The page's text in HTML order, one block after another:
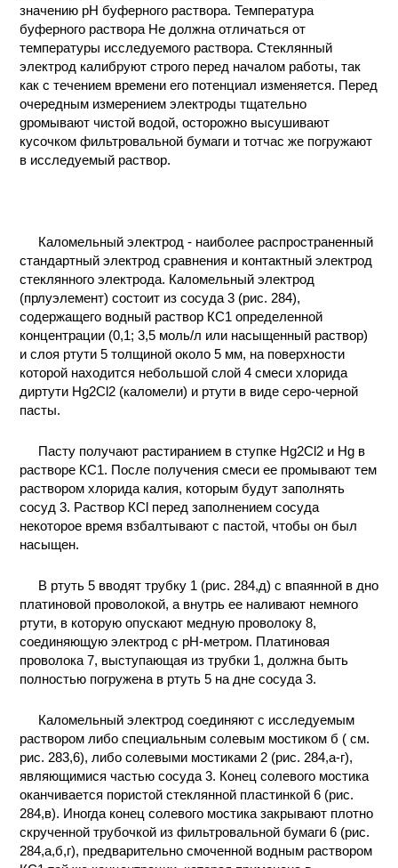
значению рН буферного раствора. Температура
буферного раствора Не должна отличаться от
температуры исследуемого раствора. Стеклянный
электрод калибруют строго перед началом работы, так
как с течением времени егo потенциал изменяется. Перед
очередным измерением электроды тщательно
gромывают чистой водой, осторожно высушивают
кусочком фильтровальной бумаги и тотчас же погружают
в исследуемый раствор.
Каломельный электрод - наиболее распространенный
стандартный электрод сравнения и контактный электрод
стеклянного электрода. Каломельный электрод
(прлуэлемент) состоит из сосуда 3 (рис. 284),
содержащего водный раствор КС1 определенной
концентрации (0,1; 3,5 моль/л или насыщенный раствор)
и слоя ртути 5 толщиной около 5 мм, на поверхности
которой находится небольшой слой 4 смеси хлорида
диртути Hg2Cl2 (каломели) и ртути в виде серо-черной
пасты.
Пасту получают растиранием в ступке Hg2Cl2 и Hg в
растворе КС1. После получения смеси ее промывают тем
раствором хлорида калия, которым будут заполнять
сосуд 3. Раствор КСl перед заполнением сосуда
некоторое время взбалтывают с пастой, чтобы он был
насыщен.
В ртуть 5 вводят трубку 1 (рис. 284,д) с впаянной в дно
платиновой проволокой, а внутрь ее наливают немного
ртути, в которую опускают медную проволоку 8,
соединяющую электрод с рН-метром. Платиновая
проволока 7, выступающая из трубки 1, должна быть
полностью погружена в ртуть 5 на дне сосуда 3.
Каломельный электрод соединяют с исследуемым
раствором либо специальным солевым мостиком б ( см.
рис. 283,6), либо солевыми мостиками 2 (рис. 284,а-г),
являющимися частью сосуда 3. Конец солевого мостика
оканчивается пористой стеклянной пластинкой 6 (рис.
284,в). Иногда конец солевого мостика закрывают плотно
скрученной трубочкой из фильтровальной бумаги 6 (рис.
284,а,б,г), предварительно смоченной водным раствором